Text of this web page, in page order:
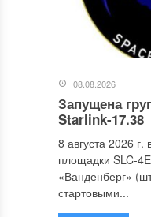
08.08.2026
Запущена
Starlink-17.38
8 августа 2026
площадки SLC-
«Ванденберг»
стартовыми...